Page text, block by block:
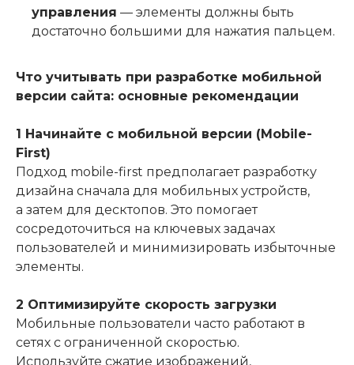
управления — элементы должны быть
достаточно большими для нажатия пальцем.
Что учитывать при разработке мобильной
версии сайта: основные рекомендации
1 Начинайте с мобильной версии (Mobile-
First)
Подход mobile-first предполагает разработку
дизайна сначала для мобильных устройств,
а затем для десктопов. Это помогает
сосредоточиться на ключевых задачах
пользователей и минимизировать избыточные
элементы.
2 Оптимизируйте скорость загрузки
Мобильные пользователи часто работают в
сетях с ограниченной скоростью.
Используйте сжатие изображений,